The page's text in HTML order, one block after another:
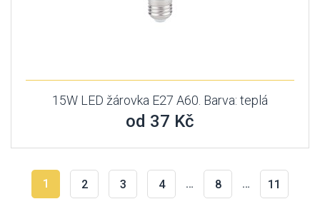
15W LED žárovka E27 A60. Barva: teplá
od 37 Kč
1 2 3 4 … 8 … 11